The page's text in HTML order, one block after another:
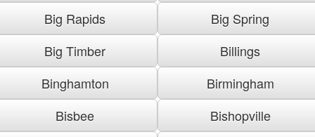
Big Rapids
Big Spring
Big Timber
Billings
Binghamton
Birmingham
Bisbee
Bishopville